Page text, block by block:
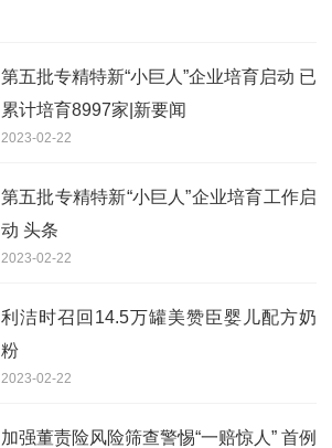
第五批专精特新“小巨人”企业培育启动 已
累计培育8997家|新要闻
2023-02-22
第五批专精特新“小巨人”企业培育工作启
动 头条
2023-02-22
利洁时召回14.5万罐美赞臣婴儿配方奶
粉
2023-02-22
加强董责险风险筛查警惕“一赔惊人” 首例